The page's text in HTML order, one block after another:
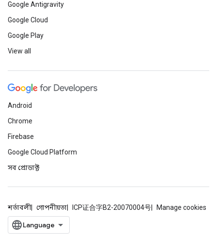
Google Antigravity
Google Cloud
Google Play
View all
Android
Chrome
Firebase
Google Cloud Platform
সব প্রোডাক্ট
শর্তাবলী গোপনীয়তা ICP证合字B2-20070004号 Manage cookies